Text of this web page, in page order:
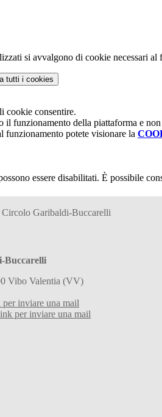
si avvalgono di cookie necessari
tutti i cookies
cookie consentire.
il funzionamento della piattaforma e
funzionamento potete visionare la
essere disabilitati. È possibile
Garibaldi-Buccarelli
Buccarelli
Vibo Valentia (VV)
inviare una mail
per inviare una mail